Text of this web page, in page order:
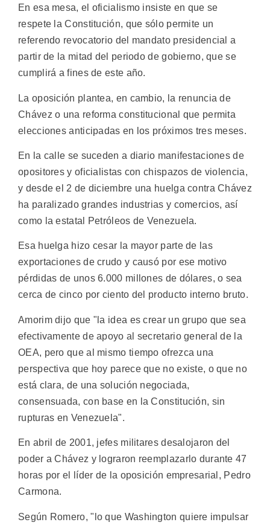
En esa mesa, el oficialismo insiste en que se
respete la Constitución, que sólo permite un
referendo revocatorio del mandato presidencial a
partir de la mitad del periodo de gobierno, que se
cumplirá a fines de este año.
La oposición plantea, en cambio, la renuncia de
Chávez o una reforma constitucional que permita
elecciones anticipadas en los próximos tres meses.
En la calle se suceden a diario manifestaciones de
opositores y oficialistas con chispazos de violencia,
y desde el 2 de diciembre una huelga contra Chávez
ha paralizado grandes industrias y comercios, así
como la estatal Petróleos de Venezuela.
Esa huelga hizo cesar la mayor parte de las
exportaciones de crudo y causó por ese motivo
pérdidas de unos 6.000 millones de dólares, o sea
cerca de cinco por ciento del producto interno bruto.
Amorim dijo que "la idea es crear un grupo que sea
efectivamente de apoyo al secretario general de la
OEA, pero que al mismo tiempo ofrezca una
perspectiva que hoy parece que no existe, o que no
está clara, de una solución negociada,
consensuada, con base en la Constitución, sin
rupturas en Venezuela".
En abril de 2001, jefes militares desalojaron del
poder a Chávez y lograron reemplazarlo durante 47
horas por el líder de la oposición empresarial, Pedro
Carmona.
Según Romero, "lo que Washington quiere impulsar